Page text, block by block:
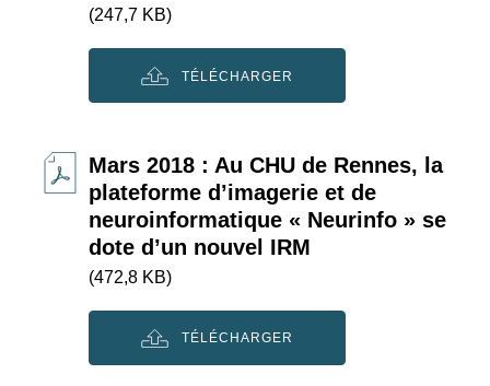
(247,7 KB)
TÉLÉCHARGER
Mars 2018 : Au CHU de Rennes, la
plateforme d’imagerie et de
neuroinformatique « Neurinfo » se
dote d’un nouvel IRM
(472,8 KB)
TÉLÉCHARGER